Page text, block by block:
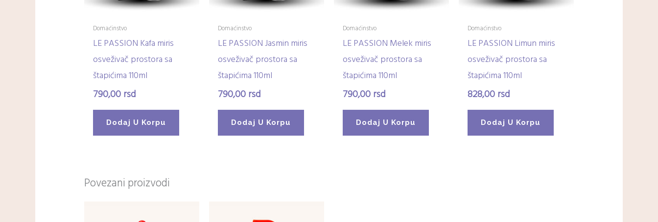
Domaćinstvo
LE PASSION Kafa miris
osveživač prostora sa
štapićima 110ml
790,00rsd
Dodaj U Korpu
Domaćinstvo
LE PASSION Jasmin miris
osveživač prostora sa
štapićima 110ml
790,00rsd
Dodaj U Korpu
Domaćinstvo
LE PASSION Melek miris
osveživač prostora sa
štapićima 110ml
790,00rsd
Dodaj U Korpu
Domaćinstvo
LE PASSION Limun miris
osveživač prostora sa
štapićima 110ml
828,00rsd
Dodaj U Korpu
Povezani proizvodi